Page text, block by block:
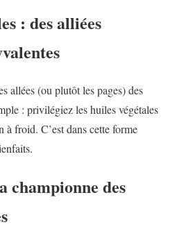
: des alliées
allées (ou plutôt les pages) des
: privilégiez les huiles végétales
à froid. C’est dans cette forme
championne des